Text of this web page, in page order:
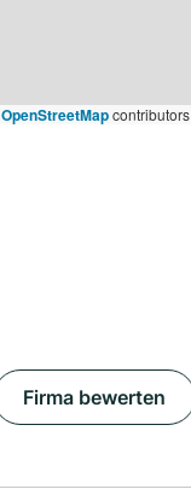
OpenStreetMapcontributors
Firma bewerten